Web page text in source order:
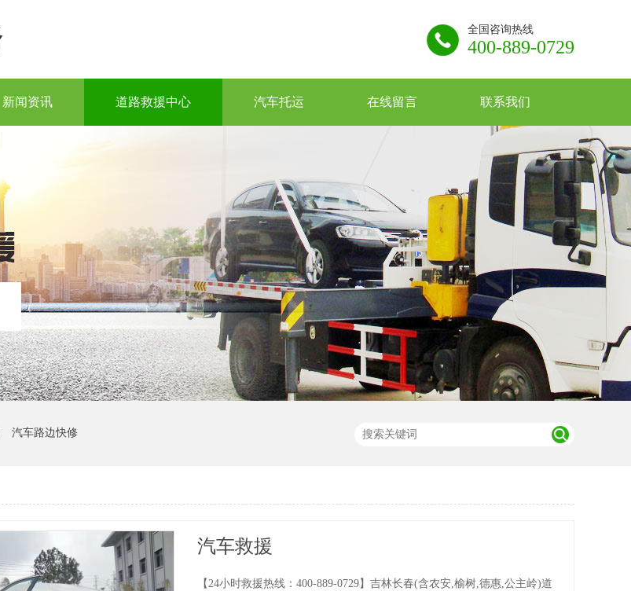
全国咨询热线
400-889-0729
新闻资讯 道路救援中心 汽车托运 在线留言 联系我们
汽车路边快修
汽车救援
【24小时救援热线：400-889-0729】吉林长春(含农安,榆树,德惠,公主岭)道